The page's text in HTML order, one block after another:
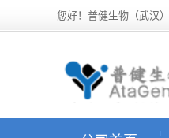
您好！普健生物（武汉